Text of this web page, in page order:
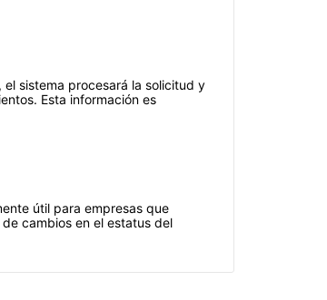
sistema procesará la solicitud y
Esta información es
útil para empresas que
cambios en el estatus del